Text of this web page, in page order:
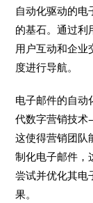
自动化驱动的电
的基石。通过利
用户互动和企业
度进行导航。
电子邮件的自动
代数字营销技
这使得营销团队
制化电子邮件，
尝试并优化其电
果。